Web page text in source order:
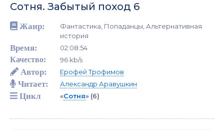
Сотня. Забытый поход 6
Жанр:
Фантастика, Попаданцы, Альтернативная
история
Время:
02:08:54
Качество:
96 kb/s
Автор: Ерофей Трофимов
Читает: Александр Аравушкин
Цикл «Сотня» (6)